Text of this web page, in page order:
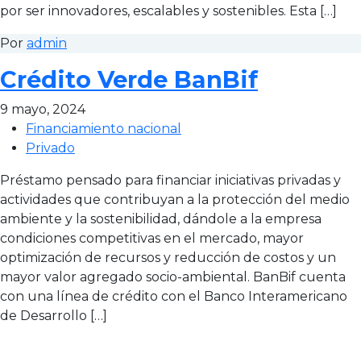
por ser innovadores, escalables y sostenibles. Esta […]
Por admin
Crédito Verde BanBif
9 mayo, 2024
Financiamiento nacional
Privado
Préstamo pensado para financiar iniciativas privadas y
actividades que contribuyan a la protección del medio
ambiente y la sostenibilidad, dándole a la empresa
condiciones competitivas en el mercado, mayor
optimización de recursos y reducción de costos y un
mayor valor agregado socio-ambiental. BanBif cuenta
con una línea de crédito con el Banco Interamericano
de Desarrollo […]